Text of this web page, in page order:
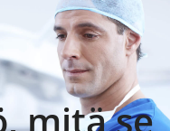
mitä se